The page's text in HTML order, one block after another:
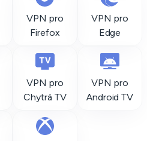
VPN pro
Firefox
VPN pro
Edge
VPN pro
Chytrá TV
VPN pro
Android TV